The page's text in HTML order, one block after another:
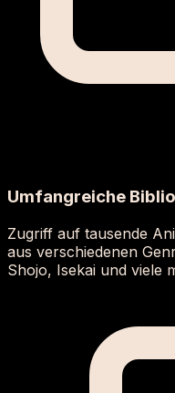
Umfangreiche
Zugriff auf tausende
aus verschiedenen
Shojo, Isekai und viele